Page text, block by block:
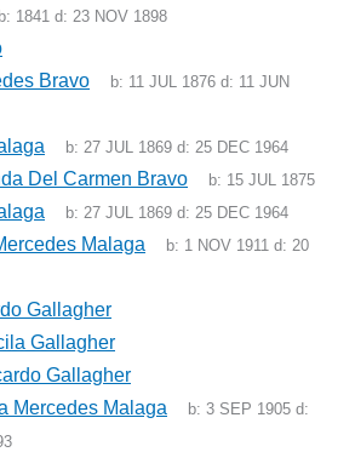
b: 1841 d:23 NOV 1898
Bravo b: 11 JUL 1876 d: 11 JUN
b:27 JUL 1869 d:25 DEC 1964
Del Carmen Bravo b: 15 JUL 1875
b:27 JUL 1869 d:25 DEC 1964
Malaga b: 1 NOV 1911 d:20
Gallagher
Gallagher
Gallagher
Mercedes Malaga b:3 SEP 1905 d: